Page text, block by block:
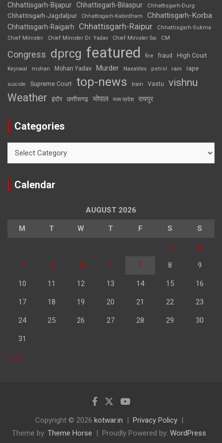
Chhattisgarh-Bijapur Chhattisgarh-Bilaspur Chhattisgarh-Durg
Chhattisgarh-Jagdalpur Chhattisgarh-Kabirdham Chhattisgarh-Korba
Chhattisgarh-Raigarh Chhattisgarh-Raipur
Chhattisgarh-Sukma
Chief Minister
Chief Minister Dr. Yadav Chief Minister Sai CM
Congress dprcg featured fire fraud High Court
Kejriwal mohan Mohan Yadav Murder Naxalites petrol rain rape
suicide Supreme Court top-news train Vastu vishnu
Weather इंदौर छत्तीसगढ़ भोपाल मध्य प्रदेश रायपुर
Categories
Calendar
AUGUST 2026
M T W T F S S
1 2
3 4 5 6 7 8 9
10 11 12 13 14 15 16
17 18 19 20 21 22 23
24 25 26 27 28 29 30
31
« Jul
Copyright © 2026 kotwar.in
Privacy Policy
Theme by: Theme Horse Proudly Powered by: WordPress